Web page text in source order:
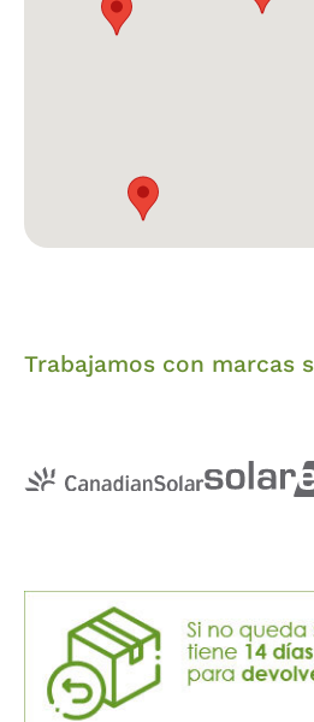
Trabajamos con marcas